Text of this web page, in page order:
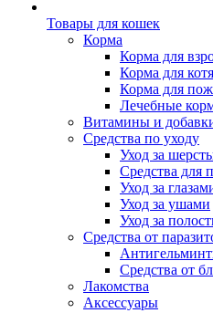
Товары для кошек
Корма
Корма для
Корма для
Корма для
Лечебные
Витамины и
Средства по уходу
Уход за
Средства для
Уход за
Уход за ушами
Уход за
Средства от
Средства от
Лакомства
Аксессуары